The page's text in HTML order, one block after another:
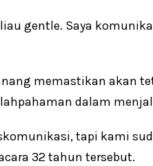
gentle. Saya
memastikan akan
dalam
tapi kami
32 tahun tersebut.